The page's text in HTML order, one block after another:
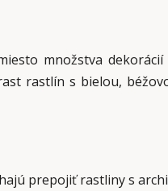
množstva
rastlín s bielou,
prepojiť rastliny s